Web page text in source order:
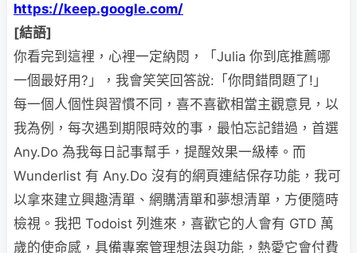
https://keep.google.com/
[結語]
你看完到這裡，心裡一定納悶，「Julia 你到底推薦哪
一個最好用?」，我會笑笑回答說:「你問錯問題了!」
每一個人個性與習慣不同，喜不喜歡相當主觀意見，以
我為例，每次遇到期限時效的事，最怕忘記錯過，首選
Any.Do 為我每日記事幫手，提醒效果一級棒。而
Wunderlist 有 Any.Do 沒有的網頁連結保存功能，我可
以拿來建立興趣清單、網購清單和夢想清單，方便隨時
檢視。我把 Todoist 列進來，喜歡它的人會有 GTD 萬
歲的使命感，具備專案管理想法與功能，熱愛它會付費